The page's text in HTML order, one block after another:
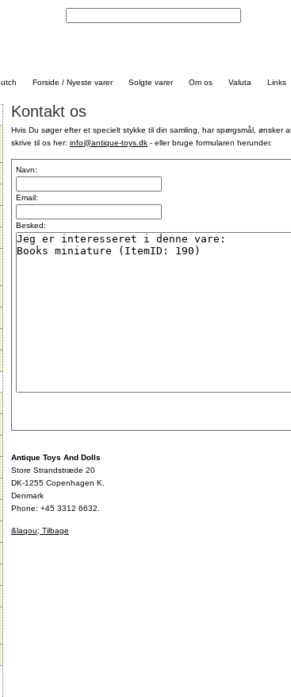
Forside / Nyeste varer Solgte varer Om os Valuta Links
Kontakt os
Hvis Du søger efter et specielt stykke til din samling, har spørgsmål, ønsker
skrive til os her: info@antique-toys.dk - eller bruge formularen herunder.
Navn:
Email:
Besked:
Antique Toys And Dolls
Store Strandstræde 20
DK-1255 Copenhagen K.
Denmark
Phone: +45 3312 6632.
&laqou; Tilbage